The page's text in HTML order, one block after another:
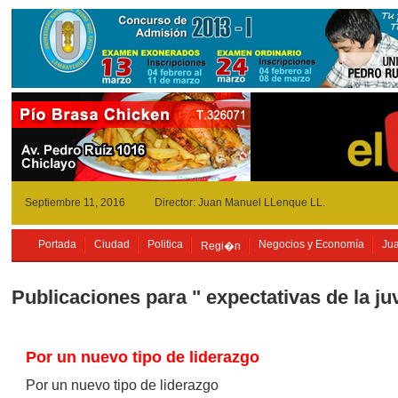
Septiembre 11, 2016 Director: Juan Manuel LLenque LL.
Portada Ciudad Politica Regi�n Negocios y Economía
Publicaciones para " expectativas de la
Por un nuevo tipo de liderazgo
Por un nuevo tipo de liderazgo